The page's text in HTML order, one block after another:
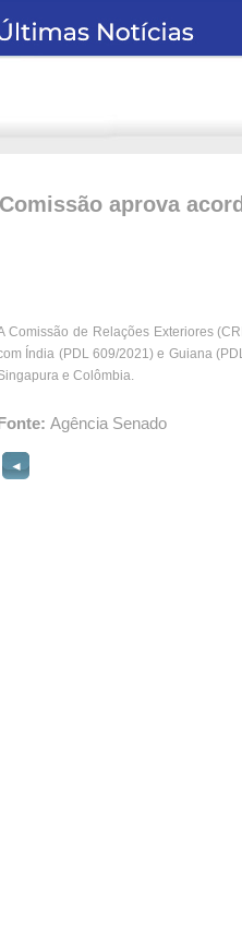
aprova
Comissão de Relações Exteriores
Índia (PDL 609/2021) e Guiana
e Colômbia.
Agência Senado
◄